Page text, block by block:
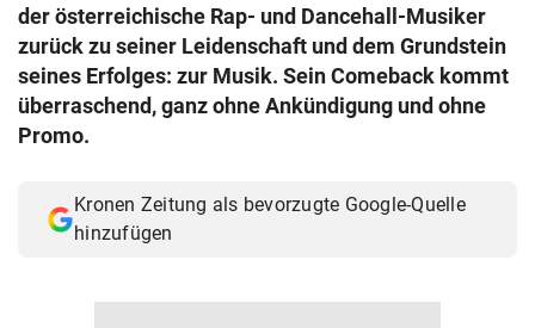
© Krone Multimedia GmbH & Co KG 2026
Muthgasse 2, 1190 Wien
der österreichische Rap- und Dancehall-Musiker
zurück zu seiner Leidenschaft und dem Grundstein
seines Erfolges: zur Musik. Sein Comeback kommt
überraschend, ganz ohne Ankündigung und ohne
Promo.
Kronen Zeitung als bevorzugte Google-Quelle
hinzufügen